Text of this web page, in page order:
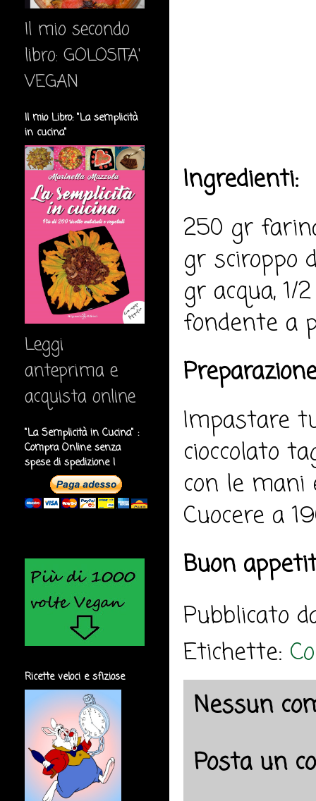
Ingredienti:
250 gr
gr sciroppo
gr acqua,
fondente a
Impastare
cioccolato
con le
Cuocere a
Buon
Pubblicato
Etichette:
Nessun
Posta un
Il mio secondo
libro: GOLOSITA'
VEGAN
Il mio Libro: "La semplicità
in cucina"
Leggi
anteprima e
acquista online
"La Semplicità in Cucina" :
Compra Online senza
spese di spedizione !
Ricette veloci e sfiziose